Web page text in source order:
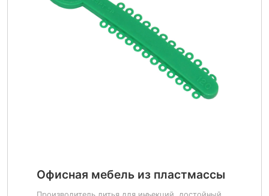
Офисная мебель из пластмассы